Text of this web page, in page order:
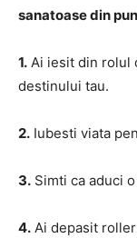
sanatoase din
1. Ai iesit din rolul
destinului tau.
2. Iubesti viata
3. Simti ca aduci
4. Ai depasit